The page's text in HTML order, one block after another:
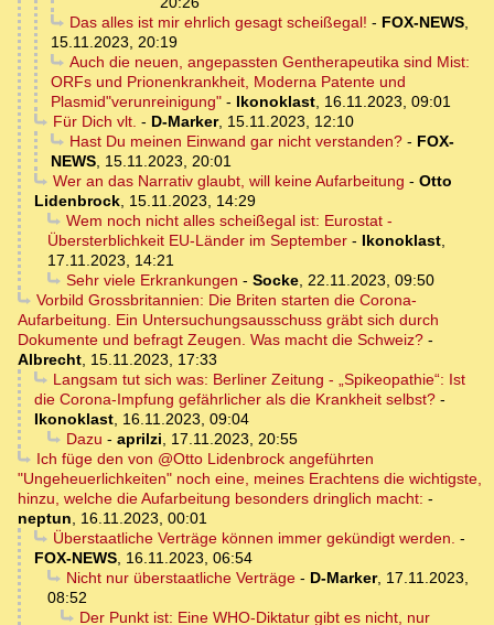
Das alles ist mir ehrlich gesagt scheißegal! - FOX-NEWS,
15.11.2023, 20:19
Auch die neuen, angepassten Gentherapeutika sind Mist:
ORFs und Prionenkrankheit, Moderna Patente und
Plasmid"verunreinigung" - Ikonoklast 16.11.2023, 09:01
Für Dich vlt. - D-Marker, 15.11.2023, 12:10
Hast Du meinen Einwand gar nicht verstanden?- FOX-
NEWS 15.11.2023, 20:01
Wer an das Narrativ glaubt, will keine Aufarbeitung - Otto
Lidenbrock 15.11.2023, 14:29
Wem noch nicht alles scheißegal ist: Eurostat -
Übersterblichkeit EU-Länder im September - Ikonoklast
17.11.2023, 14:21
Sehr viele Erkrankungen - Socke, 22.11.2023, 09:50
Vorbild Grossbritannien: Die Briten starten die Corona-
Aufarbeitung. Ein Untersuchungsausschuss gräbt sich durch
Dokumente und befragt Zeugen. Was macht die Schweiz? -
Albrecht 15.11.2023, 17:33
Langsam tut sich was: Berliner Zeitung - „Spikeopathie“: Ist
die Corona-Impfung gefährlicher als die Krankheit selbst? -
Ikonoklast 16.11.2023, 09:04
Dazu - aprilzi
17.11.2023, 20:55
Ich füge den von @Otto Lidenbrock angeführten
"Ungeheuerlichkeiten" noch eine, meines Erachtens die wichtigste,
hinzu, welche die Aufarbeitung besonders dringlich macht: -
neptun
16.11.2023, 00:01
Überstaatliche Verträge können immer gekündigt werden. -
FOX-NEWS 16.11.2023, 06:54
Nicht nur überstaatliche Verträge- D-Marker, 17.11.2023,
08:52
Der Punkt ist: Eine WHO-Diktatur gibt es nicht, nur